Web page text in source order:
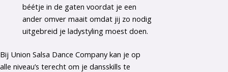
béétje in de gaten voordat je een
ander omver maait omdat jij zo nodig
uitgebreid je ladystyling moest doen.
Bij Union Salsa Dance Company kan je op
alle niveau’s terecht om je dansskills te